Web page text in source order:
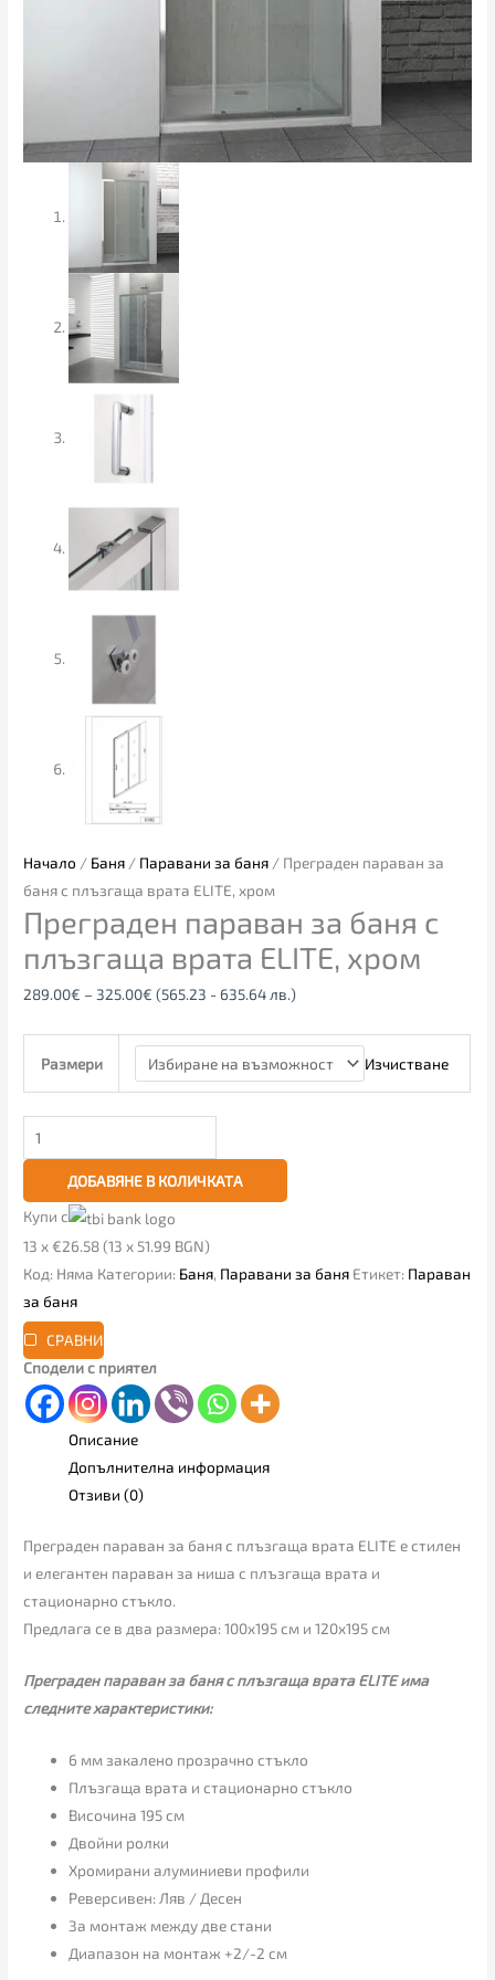
Начало / Баня / Паравани за баня / Преграден параван за
баня с плъзгаща врата ELITЕ, хром
Преграден параван за баня с
плъзгаща врата ELITЕ, хром
289.00€ – 325.00€ (565.23 - 635.64 лв.)
Размери Изчистване
ДОБАВЯНЕ В КОЛИЧКАТА
Купи с
13 x €26.58 (13 x 51.99 BGN)
Код: Няма Категории: Баня, Паравани за баня Етикет: Параван
за баня
СРАВНИ
Сподели с приятел
Описание
Допълнителна информация
Отзиви (0)
Преграден параван за баня с плъзгаща врата ELITЕ е стилен
и елегантен параван за ниша с плъзгаща врата и
стационарно стъкло.
Предлага се в два размера: 100х195 см и 120х195 см
Преграден параван за баня с плъзгаща врата ELITЕ има
следните характеристики:
6 мм закалено прозрачно стъкло
Плъзгаща врата и стационарно стъкло
Височина 195 см
Двойни ролки
Хромирани алуминиеви профили
Реверсивен: Ляв / Десен
За монтаж между две стани
Диапазон на монтаж +2/-2 см